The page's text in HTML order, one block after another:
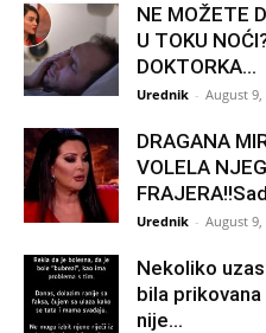
NE MOŽETE
U TOKU
DOKTORKA...
Urednik - August 9,
DRAGANA
VOLELA
Urednik - August 9,
Nekoliko
bila
nije...